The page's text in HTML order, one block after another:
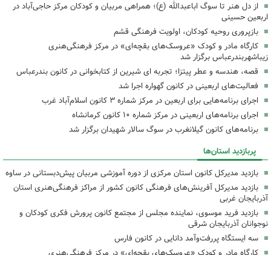
از دل هنر تا سوگ اباعبدالله (ع)؛ همراهی مربیان و کودکان مرکز حاجی‌آباد در
اربعین حسینی
بازپروری روحیه کودکان، اولویت فرهنگی قشم
کارگاه مادر و کودک «عروسک‌های بقچه‌ای» در مرکز فرهنگی‌هنری
زیباشهربندرعباس برگزار شد
قصه، هندسه و عطر پیتزا؛ تجربه ای شیرین از کتابخوانی در کانون بندرعباس
فعالیت‌های اربعینی در کانون گهواره اجرا شد
اجرای برنامه‌هایی برای اربعین در مرکز شماره ۳ کانون اسلام‌آباد غرب
اجرای برنامه‌های اربعینی در مرکز شماره ۱۰ کانون کرمانشاه
برنامه‌های کانون گیلانغرب در سوگ سالار شهیدان برگزار شد
پربازدید استان‌ها
بازدید مدیرکل کانون استان مرکزی از دوره آموزشی مربیان پیش‌دبستانی در ساوه
بازدید مدیرکل آفرینش‌های فرهنگی کانون کشور از مراکز فرهنگی‌هنری استان
آذربایجان غربی
بازدید فرید موسوی، نماینده مجلس از مجتمع کانون پرورش فکری کودکان و
نوجوانان آذربایجان شرقی
سه ایستگاه پررفت‌وآمد دانایی در کانون فارس